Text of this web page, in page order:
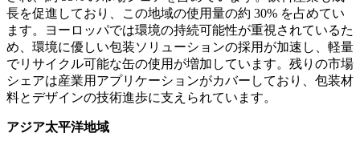
長を促進しており、この地域の使用量の約 30% を占めてい
ます。ヨーロッパでは環境の持続可能性が重視されているた
め、環境に優しい包装ソリューションの採用が加速し、軽量
でリサイクル可能な缶の使用が増加しています。残りの市場
シェアは産業用アプリケーションがカバーしており、包装材
料とデザインの技術進歩に支えられています。
アジア太平洋地域